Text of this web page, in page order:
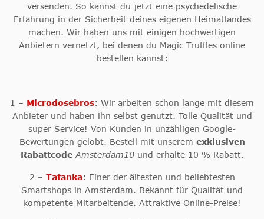
versenden. So kannst du jetzt eine psychedelische
Erfahrung in der Sicherheit deines eigenen Heimatlandes
machen. Wir haben uns mit einigen hochwertigen
Anbietern vernetzt, bei denen du Magic Truffles online
bestellen kannst:
1 – Microdosebros: Wir arbeiten schon lange mit diesem
Anbieter und haben ihn selbst genutzt. Tolle Qualität und
super Service! Von Kunden in unzähligen Google-
Bewertungen gelobt. Bestell mit unserem exklusiven
Rabattcode Amsterdam10und erhalte 10 % Rabatt.
2 – Tatanka: Einer der ältesten und beliebtesten
Smartshops in Amsterdam. Bekannt für Qualität und
kompetente Mitarbeitende. Attraktive Online-Preise!